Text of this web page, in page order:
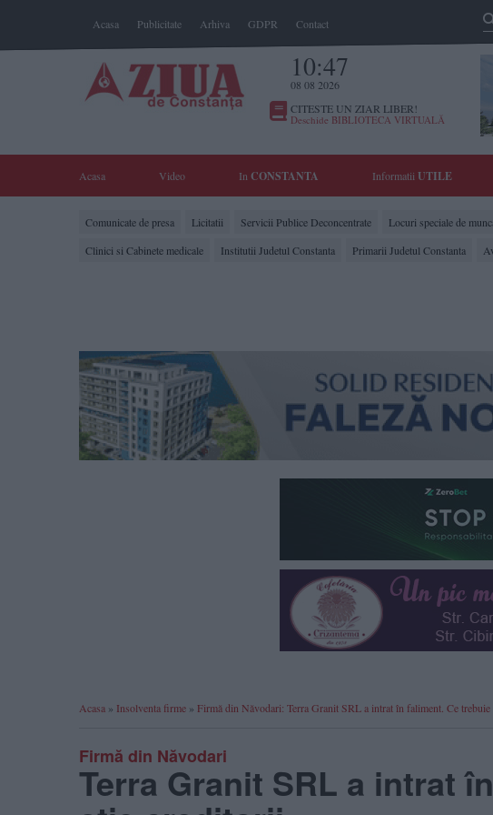
Acasa Publicitate Arhiva GDPR Contact
10:47
08 08 2026
CITESTE UN ZIAR LIBER!
Deschide BIBLIOTECA VIRTUALĂ
Acasa Video In CONSTANTA Informatii UTILE
Comunicate de presa Licitatii Servicii Publice Deconcentrate Locuri speciale de
Clinici si Cabinete medicale
Institutii Judetul Constanta Primarii Judetul Constanta
Acasa » Insolventa firme » Firmă din Năvodari: Terra Granit SRL a intrat în faliment. Ce trebuie
Firmă din Năvodari
Terra Granit SRL a intrat